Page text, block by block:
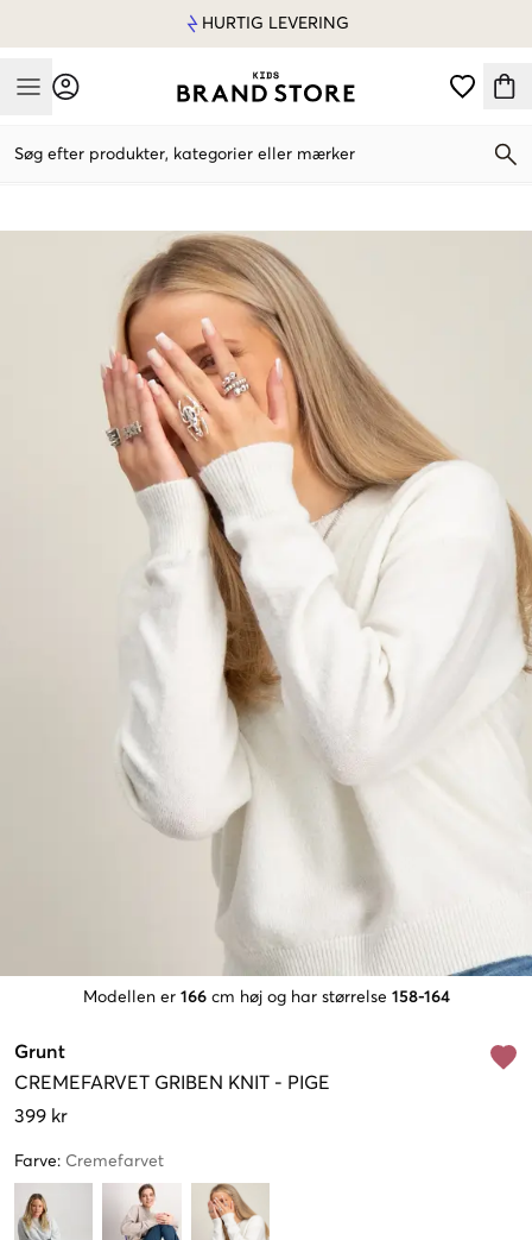
HURTIG LEVERING
Mobile Menu
Søg efter produkter, kategorier eller mærker
Modellen er 166 cm høj og har størrelse 158-164
Grunt
CREMEFARVET GRIBEN KNIT - PIGE
399 kr
Farve: Cremefarvet